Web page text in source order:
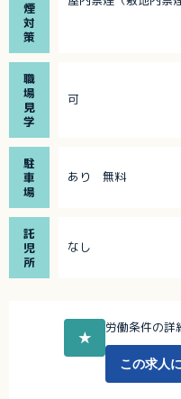
煙
対
策
職
場
見
学
可
駐
車
場
あり 無料
託
児
所
なし
★
労働条件の詳
この求人